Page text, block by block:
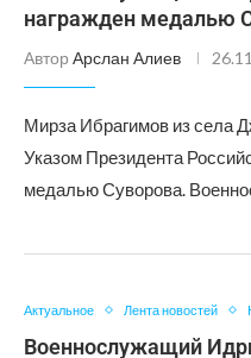
награжден медалью
Автор Арслан Алиев
Мирза Ибрагимов из села
Указом Президента
медалью Суворова.
Актуальное Лента новостей
Военнослужащий